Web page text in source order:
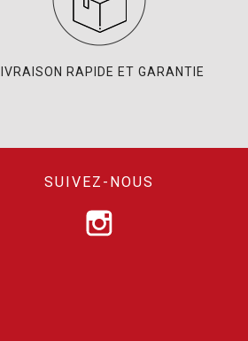
LIVRAISON RAPIDE ET GARANTIE
SUIVEZ-NOUS